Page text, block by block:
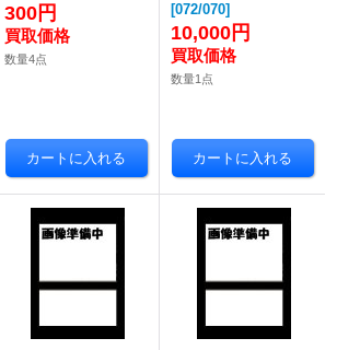
300円
数量4点
[072/070]
10,000円
数量1点